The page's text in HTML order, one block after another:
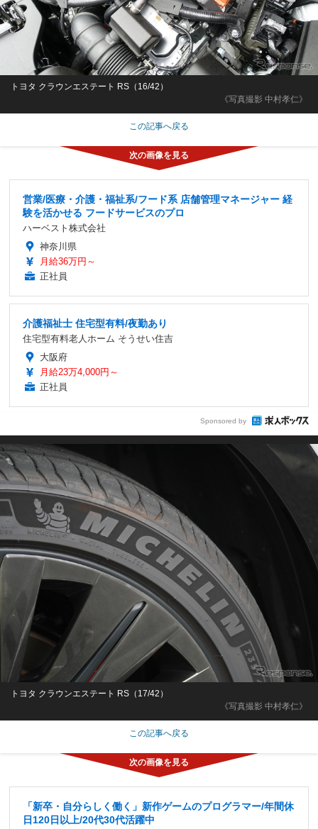
《写真撮影 中村孝仁》
トヨタ クラウンエステート RS（16/42）
この記事へ戻る
営業/医療・介護・福祉系/フード系 店舗管理マネージャー 経
験を活かせる フードサービスのプロ
ハーベスト株式会社
神奈川県
月給36万円～
正社員
介護福祉士 住宅型有料/夜勤あり
住宅型有料老人ホーム そうせい住吉
大阪府
月給23万4,000円～
正社員
Sponsored by
《写真撮影 中村孝仁》
トヨタ クラウンエステート RS（17/42）
この記事へ戻る
「新卒・自分らしく働く」新作ゲームのプログラマー/年間休
日120日以上/20代30代活躍中